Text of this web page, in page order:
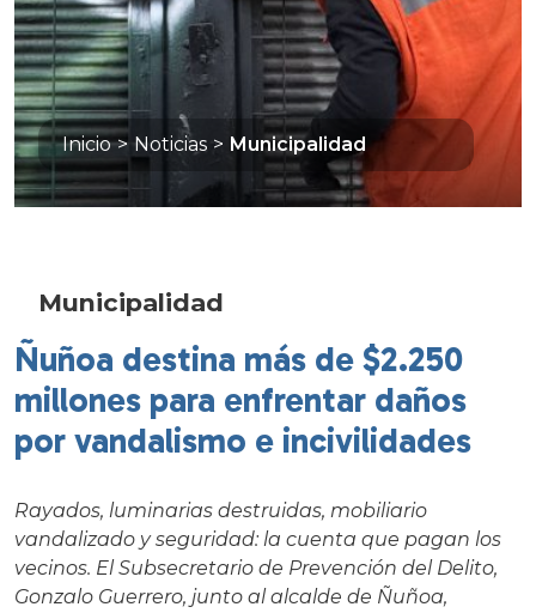
Inicio > Noticias > Municipalidad
Municipalidad
Ñuñoa destina más de $2.250
millones para enfrentar daños
por vandalismo e incivilidades
Rayados, luminarias destruidas, mobiliario
vandalizado y seguridad: la cuenta que pagan los
vecinos. El Subsecretario de Prevención del Delito,
Gonzalo Guerrero, junto al alcalde de Ñuñoa,